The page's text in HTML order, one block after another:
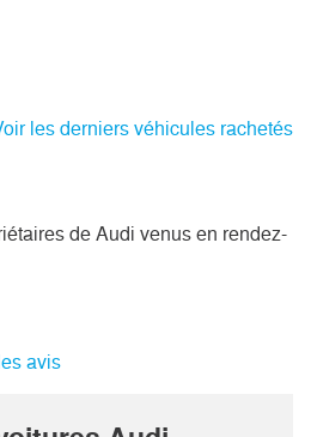
les derniers véhicules rachetés
de Audi venus en rendez-
avis